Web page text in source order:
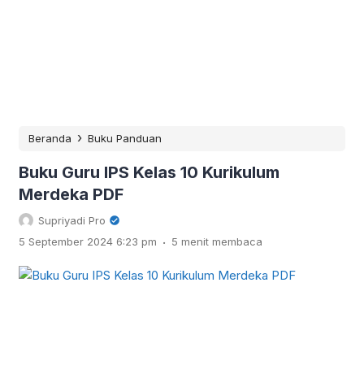
Beranda › Buku Panduan
Buku Guru IPS Kelas 10 Kurikulum
Merdeka PDF
Supriyadi Pro
5 September 2024 6:23 pm . 5 menit membaca